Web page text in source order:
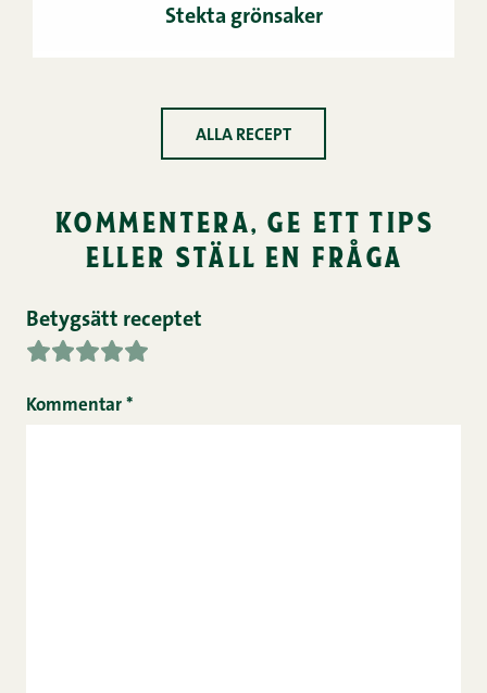
Stekta grönsaker
ALLA RECEPT
kommentera, ge ett tips
eller ställ en fråga
Betygsätt receptet
Kommentar *